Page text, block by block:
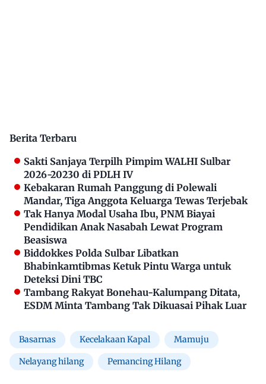
Berita Terbaru
Sakti Sanjaya Terpilh Pimpim WALHI Sulbar
2026-20230 di PDLH IV
Kebakaran Rumah Panggung di Polewali
Mandar, Tiga Anggota Keluarga Tewas Terjebak
Tak Hanya Modal Usaha Ibu, PNM Biayai
Pendidikan Anak Nasabah Lewat Program
Beasiswa
Biddokkes Polda Sulbar Libatkan
Bhabinkamtibmas Ketuk Pintu Warga untuk
Deteksi Dini TBC
Tambang Rakyat Bonehau-Kalumpang Ditata,
ESDM Minta Tambang Tak Dikuasai Pihak Luar
Basarnas Kecelakaan Kapal Mamuju
Nelayang hilang Pemancing Hilang